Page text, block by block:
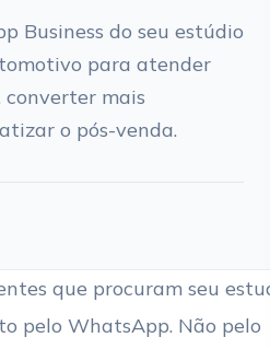
Business do seu estúdio
para atender
converter mais
o pós-venda.
que procuram seu
pelo WhatsApp. Não pelo